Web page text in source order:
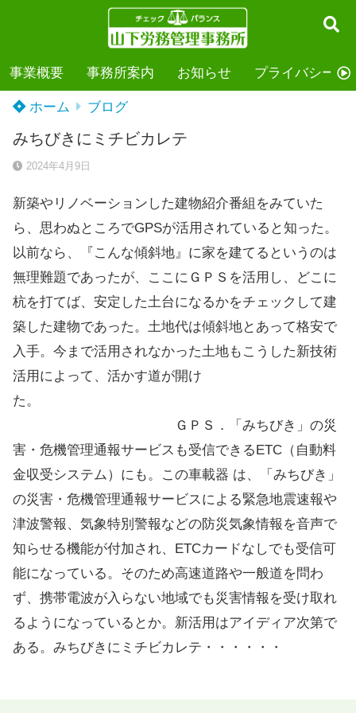
事業概要 事務所案内 お知らせ プライバシーポ
ホーム ブログ
みちびきにミチビカレテ
2024年4月9日
新築やリノベーションした建物紹介番組をみていた
ら、思わぬところでGPSが活用されていると知った。
以前なら、『こんな傾斜地』に家を建てるというのは
無理難題であったが、ここにＧＰＳを活用し、どこに
杭を打てば、安定した土台になるかをチェックして建
築した建物であった。土地代は傾斜地とあって格安で
入手。今まで活用されなかった土地もこうした新技術
活用によって、活かす道が開け
た。
ＧＰＳ．「みちびき」の災
害・危機管理通報サービスも受信できるETC（自動料
金収受システム）にも。この車載器 は、「みちびき」
の災害・危機管理通報サービスによる緊急地震速報や
津波警報、気象特別警報などの防災気象情報を音声で
知らせる機能が付加され、ETCカードなしでも受信可
能になっている。そのため高速道路や一般道を問わ
ず、携帯電波が入らない地域でも災害情報を受け取れ
るようになっているとか。新活用はアイディア次第で
ある。みちびきにミチビカレテ・・・・・・